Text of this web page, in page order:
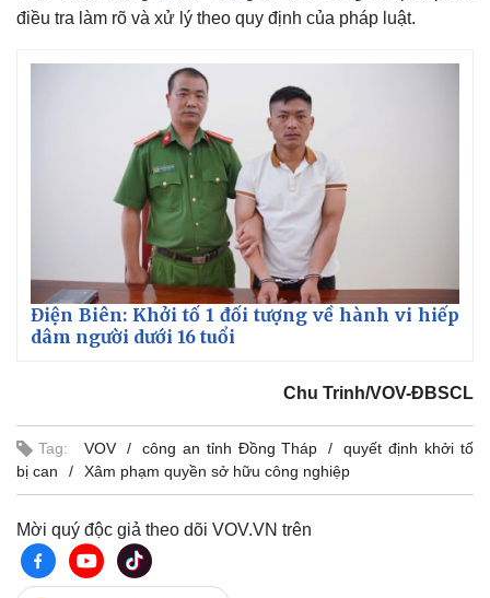
điều tra làm rõ và xử lý theo quy định của pháp luật.
Điện Biên: Khởi tố 1 đối tượng về hành vi hiếp
dâm người dưới 16 tuổi
Chu Trinh/VOV-ĐBSCL
Tag: VOV công an tỉnh Đồng Tháp
quyết định khởi tố
bị can
Xâm phạm quyền sở hữu công nghiệp
Mời quý độc giả theo dõi VOV.VN trên